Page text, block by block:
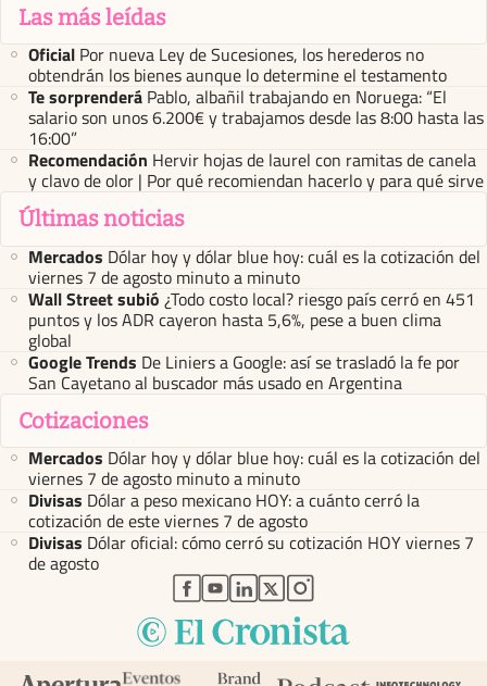
Las más leídas
Oficial Por nueva Ley de Sucesiones, los herederos no
obtendrán los bienes aunque lo determine el testamento
Te sorprenderá Pablo, albañil trabajando en Noruega: “El
salario son unos 6.200€ y trabajamos desde las 8:00 hasta las
16:00”
Recomendación Hervir hojas de laurel con ramitas de canela
y clavo de olor | Por qué recomiendan hacerlo y para qué sirve
Últimas noticias
Mercados Dólar hoy y dólar blue hoy: cuál es la cotización del
viernes 7 de agosto minuto a minuto
Wall Street subió ¿Todo costo local? riesgo país cerró en 451
puntos y los ADR cayeron hasta 5,6%, pese a buen clima
global
Google Trends De Liniers a Google: así se trasladó la fe por
San Cayetano al buscador más usado en Argentina
Cotizaciones
Mercados Dólar hoy y dólar blue hoy: cuál es la cotización del
viernes 7 de agosto minuto a minuto
Divisas Dólar a peso mexicano HOY: a cuánto cerró la
cotización de este viernes 7 de agosto
Divisas Dólar oficial: cómo cerró su cotización HOY viernes 7
de agosto
abre en nueva pestaña
abre en nueva pestaña
abre en nueva pestaña
abre en nueva pestaña
abre en nueva pestaña